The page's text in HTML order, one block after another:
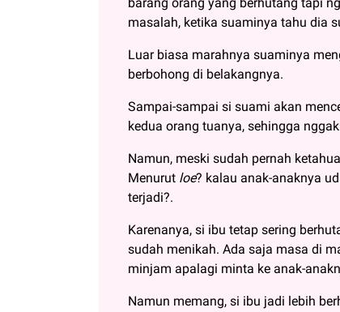
masalah, ketika suaminya tahu dia
Luar biasa marahnya suaminya
berbohong di belakangnya.
Sampai-sampai si suami akan
kedua orang tuanya, sehingga
Namun, meski sudah pernah
Menurut loe? kalau anak-anaknya
terjadi?.
Karenanya, si ibu tetap sering
sudah menikah. Ada saja masa di
minjam apalagi minta ke anak-
Namun memang, si ibu jadi lebih